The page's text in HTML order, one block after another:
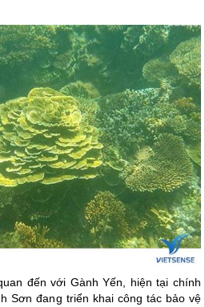
đến với Gành Yến, hiện tại chính
Sơn đang triển khai công tác bảo vệ